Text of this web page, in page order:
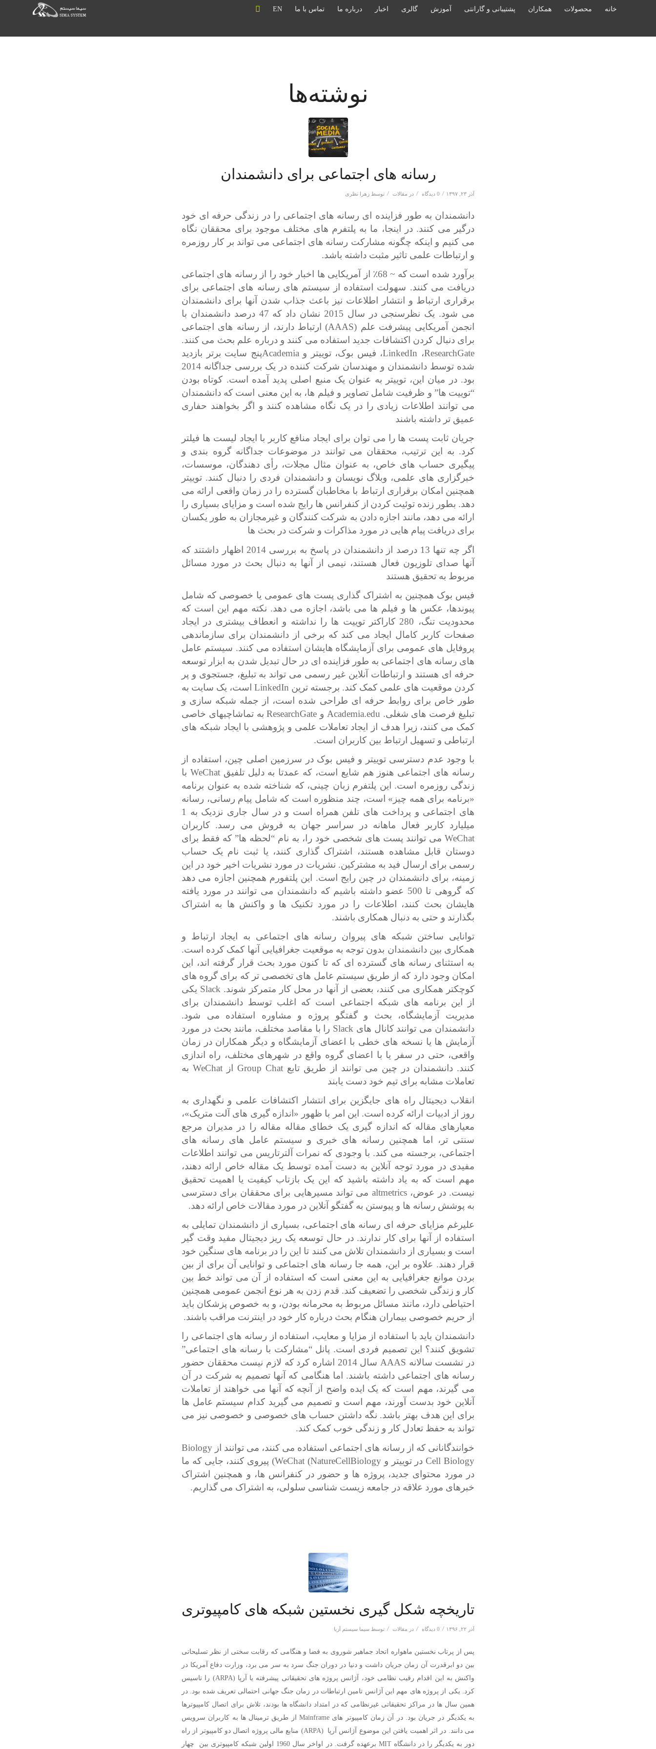
خانه محصولات همکاران پشتیبانی و گارانتی آموزش گالری اخبار درباره ما تماس با ما EN
نوشته‌ها
رسانه های اجتماعی برای دانشمندان
آذر ۲۳, ۱۳۹۷ / 0 دیدگاه / در مقالات / توسط زهرا نظری
دانشمندان به طور فزاینده ای رسانه های اجتماعی را در زندگی حرفه ای خود
درگیر می کنند. در اینجا، ما به پلتفرم های مختلف موجود برای محققان نگاه
می کنیم و اینکه چگونه مشارکت رسانه های اجتماعی می تواند بر کار روزمره
و ارتباطات علمی تاثیر مثبت داشته باشد.
برآورد شده است که ~ 68
٪ از آمریکایی ها اخبار خود را از رسانه های اجتماعی
دریافت می کنند. سهولت استفاده از سیستم های رسانه های اجتماعی برای
برقراری ارتباط و انتشار اطلاعات نیز باعث جذاب شدن آنها برای دانشمندان
می شود. یک نظرسنجی در سال 2015 نشان داد که 47 درصد دانشمندان با
انجمن آمریکایی پیشرفت علم (AAAS) ارتباط دارند، از رسانه های اجتماعی
برای دنبال کردن اکتشافات جدید استفاده می کنند و درباره علم بحث می کنند.
ResearchGate، LinkedIn، فیس بوک، توییتر وAcademiaپنج سایت برتر بازدید
شده توسط دانشمندان و مهندسان شرکت کننده در یک بررسی جداگانه 2014
بود. در میان این، توییتر به عنوان یک منبع اصلی پدید آمده است. کوتاه بودن
“توییت ها” و ظرفیت شامل تصاویر و فیلم ها، به این معنی است که دانشمندان
می توانند اطلاعات زیادی را در یک نگاه مشاهده کنند و اگر بخواهند حفاری
عمیق تر داشته باشند
جریان ثابت پست ها را می توان برای ایجاد منافع کاربر با ایجاد لیست ها فیلتر
کرد. به این ترتیب، محققان می توانند در موضوعات جداگانه گروه بندی و
پیگیری حساب های خاص، به عنوان مثال مجلات، رأی دهندگان، موسسات،
خبرگزاری های علمی، وبلاگ نویسان و دانشمندان فردی را دنبال کنند. توییتر
همچنین امکان برقراری ارتباط با مخاطبان گسترده را در زمان واقعی ارائه می
دهد. بطور زنده توئیت کردن از کنفرانس ها رایج شده است و مزایای بسیاری را
ارائه می دهد، مانند اجازه دادن به شرکت کنندگان و غیرمجازان به طور یکسان
برای دریافت پیام هایی در مورد مذاکرات و شرکت در بحث ها
اگر چه تنها 13 درصد از دانشمندان در پاسخ به بررسی 2014 اظهار داشتند که
آنها صدای تلوزیون فعال هستند، نیمی از آنها به دنبال بحث در مورد مسائل
مربوط به تحقیق هستند
فیس بوک همچنین به اشتراک گذاری پست های عمومی یا خصوصی که شامل
پیوندها، عکس ها و فیلم ها می باشد، اجازه می دهد. نکته مهم این است که
محدودیت تنگ، 280 کاراکتر توییت ها را نداشته و انعطاف بیشتری در ایجاد
صفحات کاربر کامال ایجاد می کند که برخی از دانشمندان برای سازماندهی
پروفایل های عمومی برای آزمایشگاه هایشان استفاده می کنند. سیستم عامل
های رسانه های اجتماعی به طور فزاینده ای در حال تبدیل شدن به ابزار توسعه
حرفه ای هستند و ارتباطات آنلاین غیر رسمی می تواند به تبلیغ، جستجوی و پر
کردن موقعیت های علمی کمک کند. برجسته ترین LinkedIn است، یک سایت به
طور خاص برای روابط حرفه ای طراحی شده است، از جمله شبکه سازی و
تبلیغ فرصت های شغلی. Academia.edu و ResearchGate به تماشاچیهای خاصی
کمک می کنند، زیرا هدف از ایجاد تعاملات علمی و پژوهشی با ایجاد شبکه های
ارتباطی و تسهیل ارتباط بین کاربران است.
با وجود عدم دسترسی توییتر و فیس بوک در سرزمین اصلی چین، استفاده از
رسانه های اجتماعی هنوز هم شایع است، که عمدتا به دلیل تلفیقWeChat با
زندگی روزمره است. این پلتفرم زبان چینی، که شناخته شده به عنوان برنامه
«برنامه برای همه چیز» است، چند منظوره است که شامل پیام رسانی، رسانه
های اجتماعی و پرداخت های تلفن همراه است و در سال جاری نزدیک به 1
میلیارد کاربر فعال ماهانه در سراسر جهان به فروش می رسد. کاربران
WeChat می توانند پست های شخصی خود را، به نام “لحظه ها” که فقط برای
دوستان قابل مشاهده هستند، اشتراک گذاری کنند، یا ثبت نام یک حساب
رسمی برای ارسال فید به مشترکین. نشریات در مورد نشریات اخیر خود در این
زمینه، برای دانشمندان در چین رایج است. این پلتفورم همچنین اجازه می دهد
که گروهی تا 500 عضو داشته باشیم که دانشمندان می توانند در مورد یافته
هایشان بحث کنند، اطلاعات را در مورد تکنیک ها و واکنش ها به اشتراک
بگذارند و حتی به دنبال همکاری باشند.
توانایی ساختن شبکه های پیروان رسانه های اجتماعی به ایجاد ارتباط و
همکاری بین دانشمندان بدون توجه به موقعیت جغرافیایی آنها کمک کرده است.
به استثنای رسانه های گسترده ای که تا کنون مورد بحث قرار گرفته اند، این
امکان وجود دارد که از طریق سیستم عامل های تخصصی تر که برای گروه های
کوچکتر همکاری می کنند، بعضی از آنها در محل کار متمرکز شوند. Slack یکی
از این برنامه های شبکه اجتماعی است که اغلب توسط دانشمندان برای
مدیریت آزمایشگاه، بحث و گفتگو پروژه و مشاوره استفاده می شود.
دانشمندان می توانند کانال های Slack را با مقاصد مختلف، مانند بحث در مورد
آزمایش ها یا نسخه های خطی با اعضای آزمایشگاه و دیگر همکاران در زمان
واقعی، حتی در سفر یا با اعضای گروه واقع در شهرهای مختلف، راه اندازی
کنند. دانشمندان در چین می توانند از طریق تابع Group Chat از WeChat به
تعاملات مشابه برای تیم خود دست یابند
انقلاب دیجیتال راه های جایگزین برای انتشار اکتشافات علمی و نگهداری به
روز از ادبیات ارائه کرده است. این امر با ظهور «اندازه گیری های آلت متریک»،
معیارهای مقاله که اندازه گیری یک خطای مقاله مقاله را در مدیران مرجع
سنتی تر، اما همچنین رسانه های خبری و سیستم عامل های رسانه های
اجتماعی، برجسته می کند. با وجودی که نمرات آلترتاریس می توانند اطلاعات
مفیدی در مورد توجه آنلاین به دست آمده توسط یک مقاله خاص ارائه دهند،
مهم است که به یاد داشته باشید که این یک بازتاب کیفیت یا اهمیت تحقیق
نیست. در عوض،altmetrics می تواند مسیرهایی برای محققان برای دسترسی
به پوشش رسانه ها و پیوستن به گفتگو آنلاین در مورد مقالات خاص ارائه دهد.
علیرغم مزایای حرفه ای رسانه های اجتماعی، بسیاری از دانشمندان تمایلی به
استفاده از آنها برای کار ندارند. در حال توسعه یک ریز دیجیتال مفید وقت گیر
است و بسیاری از دانشمندان تلاش می کنند تا این را در برنامه های سنگین خود
قرار دهند. علاوه بر این، همه جا رسانه های اجتماعی و توانایی آن برای از بین
بردن موانع جغرافیایی به این معنی است که استفاده از آن می تواند خط بین
کار و زندگی شخصی را تضعیف کند. قدم زدن به هر نوع انجمن عمومی همچنین
احتیاطی دارد، مانند مسائل مربوط به محرمانه بودن، و به خصوص پزشکان باید
از حریم خصوصی بیماران هنگام بحث درباره کار خود در اینترنت مراقب باشند.
دانشمندان باید با استفاده از مزایا و معایب، استفاده از رسانه های اجتماعی را
تشویق کنند؟ این تصمیم فردی است. پانل “مشارکت با رسانه های اجتماعی”
در نشست سالانه AAAS
سال 2014 اشاره کرد که لازم نیست محققان حضور
رسانه های اجتماعی داشته باشند. اما هنگامی که آنها تصمیم به شرکت در آن
می گیرند، مهم است که یک ایده واضح از آنچه که آنها می خواهند از تعاملات
آنلاین خود بدست آورند، مهم است و تصمیم می گیرید کدام سیستم عامل ها
برای این هدف بهتر باشد. نگه داشتن حساب های خصوصی و خصوصی نیز می
تواند به حفظ تعادل کار و زندگی خوب کمک کند.
خوانندگانانی که از رسانه های اجتماعی استفاده می کنند، می توانند از Biology
Cell Biology در توییتر وWeChat (NatureCellBiology) پیروی کنند، جایی که ما
در مورد محتوای جدید، پروژه ها و حضور در کنفرانس ها، و همچنین اشتراک
خبرهای مورد علاقه در جامعه زیست شناسی سلولی، به اشتراک می گذاریم.
تاریخچه شکل گیری نخستین شبکه های کامپیوتری
آذر ۲۲, ۱۳۹۶ / 0 دیدگاه / در مقالات / توسط سیما سیستم آریا
پس از پرتاب نخستین ماهواره اتحاد جماهیر شوروی به فضا و هنگامی که رقابت سختی از نظر تسلیحاتی
بین دو ابرقدرت آن زمان جریان داشت و دنیا در دوران جنگ سرد به سر می برد، وزارت دفاع آمریکا در
واکنش به این اقدام رقیب نظامی خود، آژانس پروژه های تحقیقاتی پیشرفته یا آرپا (ARPA) را تاسیس
کرد. یکی از پروژه های مهم این آژانس تامین ارتباطات در زمان جنگ جهانی احتمالی تعریف شده بود. در
همین سال ها در مراکز تحقیقاتی غیرنظامی که در امتداد دانشگاه ها بودند، تلاش برای اتصال کامپیوترها
به یکدیگر در جریان بود. در آن زمان کامپیوتر های Mainframe از طریق ترمینال ها به کاربران سرویس
می دانند. در اثر اهمیت یافتن این موضوع آژانس آرپا (ARPA) منابع مالی پروژه اتصال دو کامپیوتر از راه
دور به یکدیگر را در دانشگاه MIT برعهده گرفت. در اواخر سال 1960 اولین شبکه کامپیوتری بین چهار